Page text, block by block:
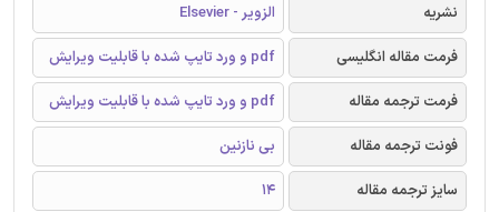
نشریه
الزویر - Elsevier
فرمت مقاله انگلیسی
pdf و ورد تایپ شده با قابلیت ویرایش
فرمت ترجمه مقاله
pdf و ورد تایپ شده با قابلیت ویرایش
فونت ترجمه مقاله
بی نازنین
سایز ترجمه مقاله
14